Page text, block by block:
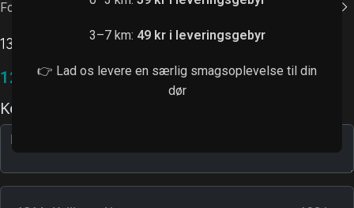
3–7 km: 49 kr i leveringsgebyr
👉 Lad os levere en særlig smagsoplevelse til din
dør
Forside Stegte Ris
131A. Kylling
128,00 kr.